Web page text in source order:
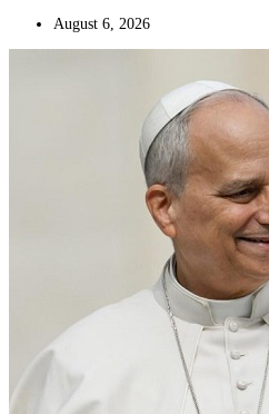
August 6, 2026